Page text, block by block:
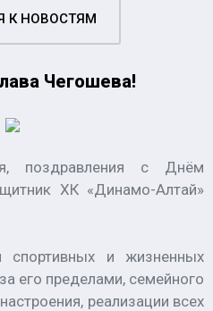
К НОВОСТЯМ
Чегошева!
поздравления с Днём
ХК «Динамо-Алтай»
и жизненных
его пределами, семейного
реализации всех